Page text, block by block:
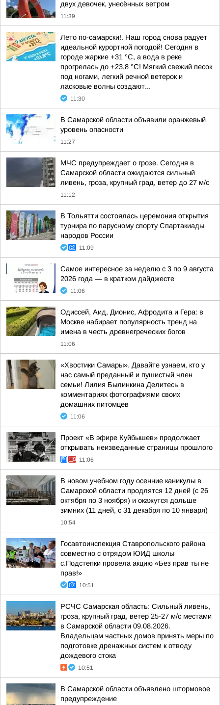
двух девочек, унесённых ветром
11:39
Лето по-самарски!. Наш город снова радует
идеальной курортной погодой! Сегодня в
городе жаркие +31 °C, а вода в реке
прогрелась до +23,8 °C! Мягкий свежий песок
под ногами, легкий речной ветерок и
ласковые волны создают...
11:30
В Самарской области объявили оранжевый
уровень опасности
11:27
МЧС предупреждает о грозе. Сегодня в
Самарской области ожидаются сильный
ливень, гроза, крупный град, ветер до 27 м/с
11:12
В Тольятти состоялась церемония открытия
турнира по парусному спорту Спартакиады
народов России
11:09
Самое интересное за неделю с 3 по 9 августа
2026 года — в кратком дайджесте
11:06
Одиссей, Аид, Дионис, Афродита и Гера: в
Москве набирает популярность тренд на
имена в честь древнегреческих богов
11:06
«Хвостики Самары». Давайте узнаем, кто у
нас самый преданный и пушистый член
семьи! Лилия Былинкина Делитесь в
комментариях фотографиями своих
домашних питомцев
11:06
Проект «В эфире Куйбышев» продолжает
открывать неизведанные страницы прошлого
11:06
В новом учебном году осенние каникулы в
Самарской области продлятся 12 дней (с 26
октября по 3 ноября) и окажутся дольше
зимних (11 дней, с 31 декабря по 10 января)
10:54
Госавтоинспекция Ставропольского района
совместно с отрядом ЮИД школы
с.Подстепки провела акцию «Без прав ты не
прав!»
10:51
РСЧС Самарская область: Сильный ливень,
гроза, крупный град, ветер 25-27 м/с местами
в Самарской области 09.08.2026.
Владельцам частных домов принять меры по
подготовке дренажных систем к отводу
дождевого стока
10:51
В Самарской области объявлено штормовое
предупреждение